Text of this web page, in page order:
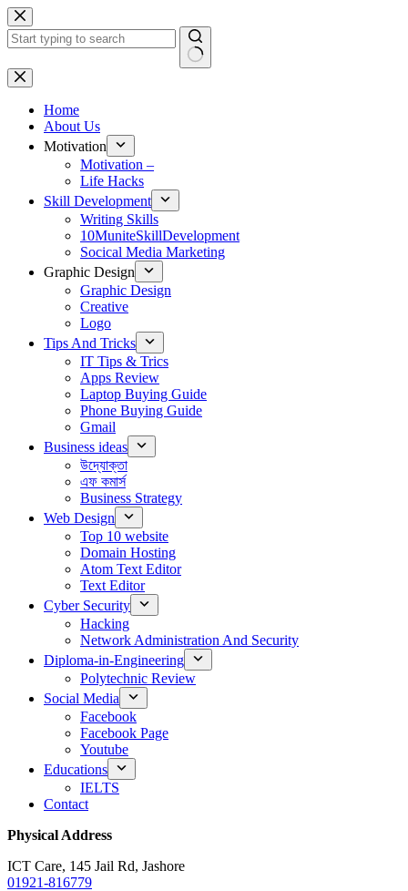
Skip
to
content
No
results
Home
About Us
Motivation
Motivation –
Life Hacks
Skill Development
Writing Skills
10MuniteSkillDevelopment
Socical Media Marketing
Graphic Design
Graphic Design
Creative
Logo
Tips And Tricks
IT Tips & Trics
Apps Review
Laptop Buying Guide
Phone Buying Guide
Gmail
Business ideas
উদ্যোক্তা
এফ কমার্স
Business Strategy
Web Design
Top 10 website
Domain Hosting
Atom Text Editor
Text Editor
Cyber Security
Hacking
Network Administration And Security
Diploma-in-Engineering
Polytechnic Review
Social Media
Facebook
Facebook Page
Youtube
Educations
IELTS
Contact
Physical Address
ICT Care, 145 Jail Rd, Jashore
01921-816779